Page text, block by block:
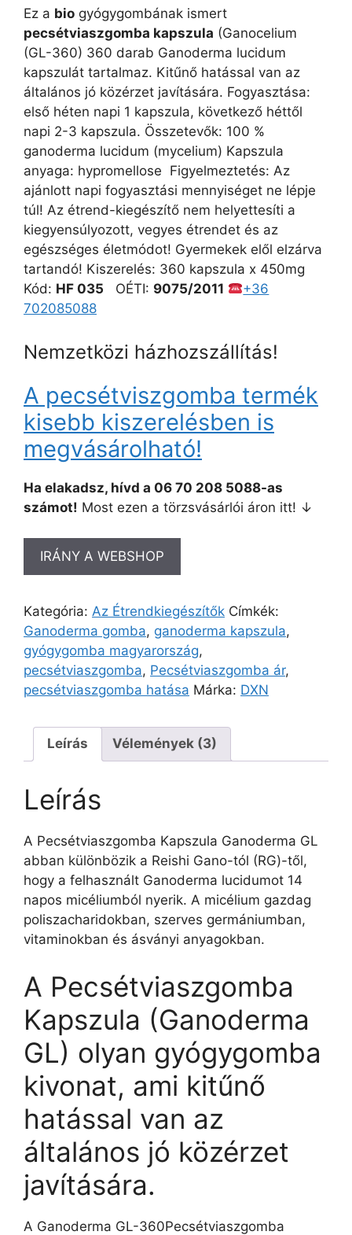
Ez a bio gyógygombának ismert
pecsétviaszgomba kapszula (Ganocelium
(GL-360) 360 darab Ganoderma lucidum
kapszulát tartalmaz. Kitűnő hatással van az
általános jó közérzet javítására. Fogyasztása:
első héten napi 1 kapszula, következő héttől
napi 2-3 kapszula. Összetevők: 100 %
ganoderma lucidum (mycelium) Kapszula
anyaga: hypromellose Figyelmeztetés: Az
ajánlott napi fogyasztási mennyiséget ne lépje
túl! Az étrend-kiegészítő nem helyettesíti a
kiegyensúlyozott, vegyes étrendet és az
egészséges életmódot! Gyermekek elől elzárva
tartandó! Kiszerelés: 360 kapszula x 450mg
Kód: HF 035 OÉTI: 9075/2011
+36
702085088
Nemzetközi házhozszállítás!
A pecsétviszgomba termék
kisebb kiszerelésben is
megvásárolható!
Ha elakadsz, hívd a 06 70 208 5088-as
számot! Most ezen a törzsvásárlói áron itt! ↓
IRÁNY A WEBSHOP
Kategória: Az Étrendkiegészítők Címkék:
Ganoderma gomba, ganoderma kapszula,
gyógygomba magyarország,
pecsétviaszgomba, Pecsétviaszgomba ár,
pecsétviaszgomba hatása Márka: DXN
Leírás Vélemények (3)
Leírás
A Pecsétviaszgomba Kapszula Ganoderma GL
abban különbözik a Reishi Gano-tól (RG)-től,
hogy a felhasznált Ganoderma lucidumot 14
napos micéliumból nyerik. A micélium gazdag
poliszacharidokban, szerves germániumban,
vitaminokban és ásványi anyagokban.
A Pecsétviaszgomba
Kapszula (Ganoderma
GL) olyan gyógygomba
kivonat, ami kitűnő
hatással van az
általános jó közérzet
javítására.
A Ganoderma GL-360Pecsétviaszgomba